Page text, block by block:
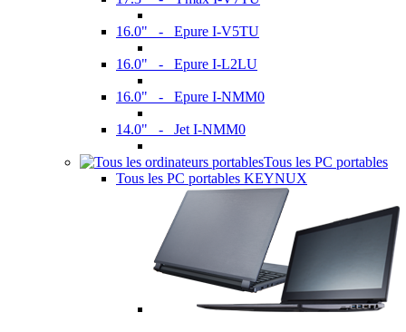
16.0" - Epure I-V5TU
16.0" - Epure I-L2LU
16.0" - Epure I-NMM0
14.0" - Jet I-NMM0
Tous les PC portables
Tous les PC portables KEYNUX